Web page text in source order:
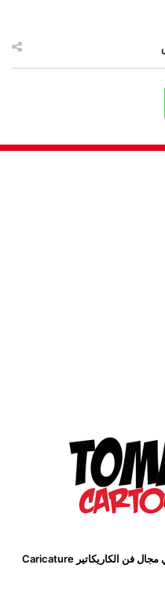
- موقع إلكتروني متخصص في مجال فن الكاريكاتير Caricature